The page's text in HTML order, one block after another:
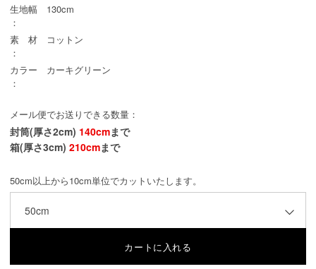
生地幅
：
130cm
素 材
：
コットン
カラー
：
カーキグリーン
メール便でお送りできる数量：
封筒(厚さ2cm) 140cmまで
箱(厚さ3cm) 210cmまで
50cm以上から10cm単位でカットいたします。
50cm